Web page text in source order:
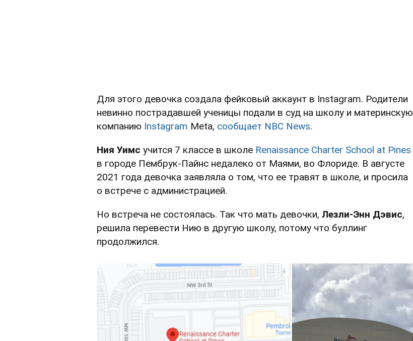
Для этого девочка создала фейковый аккаунт в Instagram. Родители
невинно пострадавшей ученицы подали в суд на школу и материнскую
компанию Instagram Meta, сообщает NBC News.
Ния Уимс учится 7 классе в школе Renaissance Charter School at Pines
в городе Пембрук-Пайнс недалеко от Маями, во Флориде. В августе
2021 года девочка заявляла о том, что ее травят в школе, и просила
о встрече с администрацией.
Но встреча не состоялась. Так что мать девочки, Лезли-Энн Дэвис,
решила перевести Нию в другую школу, потому что буллинг
продолжился.